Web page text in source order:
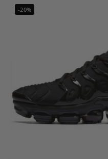
-20%